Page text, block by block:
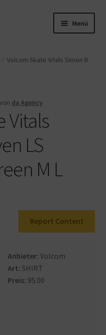
Menü
Volcom Skate Vitals Simon B
von da Agency
Vitals
LS
M L
Report Content
Anbieter:Volcom
Art: SHIRT
Preis: 95.00